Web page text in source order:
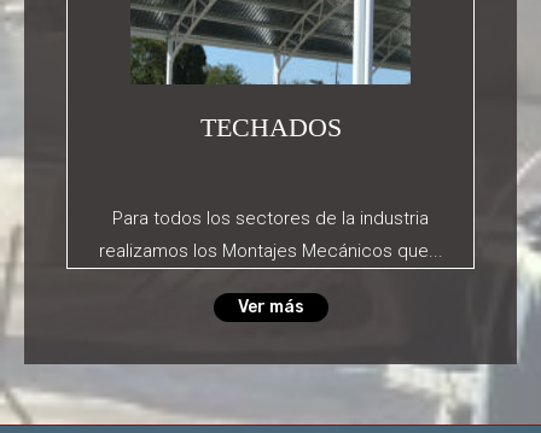
TECHADOS
Para todos los sectores de la industria
realizamos los Montajes Mecánicos que...
Ver más